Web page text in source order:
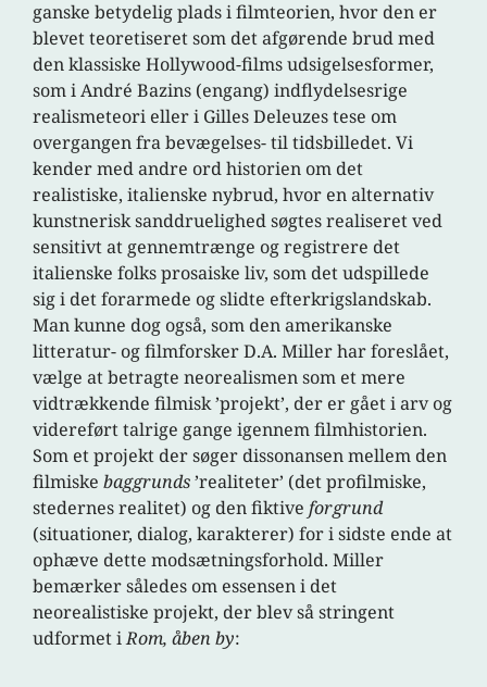
ganske betydelig plads i filmteorien, hvor den er
blevet teoretiseret som det afgørende brud med
den klassiske Hollywood-films udsigelsesformer,
som i André Bazins (engang) indflydelsesrige
realismeteori eller i Gilles Deleuzes tese om
overgangen fra bevægelses- til tidsbilledet. Vi
kender med andre ord historien om det
realistiske, italienske nybrud, hvor en alternativ
kunstnerisk sanddruelighed søgtes realiseret ved
sensitivt at gennemtrænge og registrere det
italienske folks prosaiske liv, som det udspillede
sig i det forarmede og slidte efterkrigslandskab.
Man kunne dog også, som den amerikanske
litteratur- og filmforsker D.A. Miller har foreslået,
vælge at betragte neorealismen som et mere
vidtrækkende filmisk ’projekt’, der er gået i arv og
videreført talrige gange igennem filmhistorien.
Som et projekt der søger dissonansen mellem den
filmiskebaggrunds’realiteter’ (det profilmiske,
stedernes realitet) og den fiktiveforgrund
(situationer, dialog, karakterer) for i sidste ende at
ophæve dette modsætningsforhold. Miller
bemærker således om essensen i det
neorealistiske projekt, der blev så stringent
udformet iRom, åben by: